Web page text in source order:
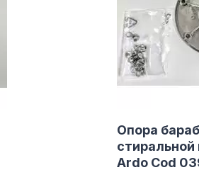
Опора
Ardo Cod